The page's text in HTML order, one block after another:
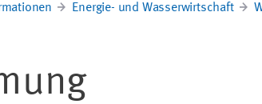
Energie- und Wasserwirtschaft